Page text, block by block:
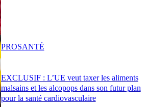
EXCLUSIF : L’UE veut taxer les aliments
malsains et les alcopops dans son futur plan
pour la santé cardiovasculaire
PROSANTÉ